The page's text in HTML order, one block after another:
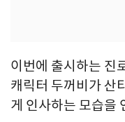
이번에 출시하는 진
캐릭터 두꺼비가 산
게 인사하는 모습을